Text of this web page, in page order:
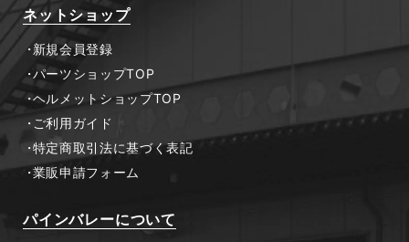
ネットショップ
新規会員登録
パーツショップTOP
ヘルメットショップTOP
ご利用ガイド
特定商取引法に基づく表記
業販申請フォーム
パインバレーについて